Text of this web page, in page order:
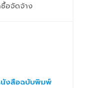
อจัดจ้าง
นังสือฉบับพิมพ์